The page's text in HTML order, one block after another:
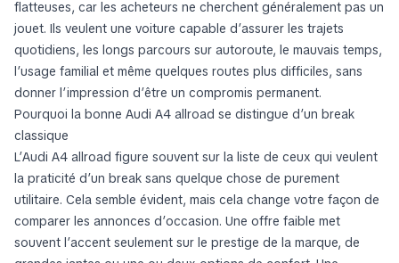
flatteuses, car les acheteurs ne cherchent généralement pas un
jouet. Ils veulent une voiture capable d’assurer les trajets
quotidiens, les longs parcours sur autoroute, le mauvais temps,
l’usage familial et même quelques routes plus difficiles, sans
donner l’impression d’être un compromis permanent.
Pourquoi la bonne Audi A4 allroad se distingue d’un break
classique
L’Audi A4 allroad figure souvent sur la liste de ceux qui veulent
la praticité d’un break sans quelque chose de purement
utilitaire. Cela semble évident, mais cela change votre façon de
comparer les annonces d’occasion. Une offre faible met
souvent l’accent seulement sur le prestige de la marque, de